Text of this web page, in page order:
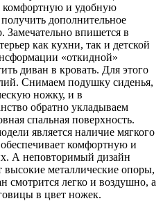
комфортную и удобную
дополнительное
Замечательно впишется в
как кухни, так и детской
«откидной»
диван в кровать. Для этого
Снимаем подушку сиденья,
ножку, и в
обратно укладываем
спальная поверхность.
является наличие мягкого
комфортную и
А неповторимый дизайн
металлические опоры,
смотрится легко и воздушно, а
в цвет ножек.